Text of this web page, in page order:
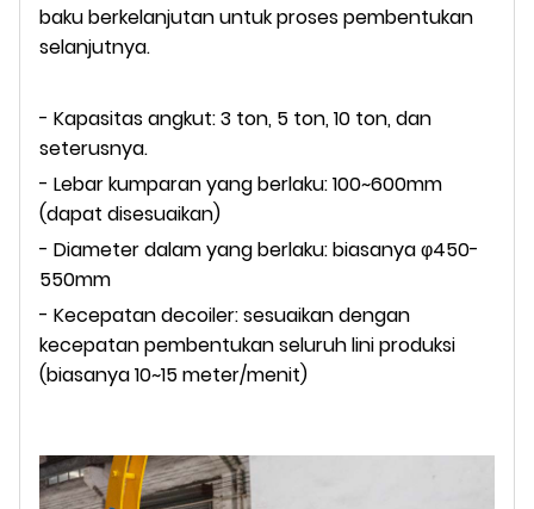
baku berkelanjutan untuk proses pembentukan
selanjutnya.
- Kapasitas angkut: 3 ton, 5 ton, 10 ton, dan
seterusnya.
- Lebar kumparan yang berlaku: 100~600mm
(dapat disesuaikan)
- Diameter dalam yang berlaku: biasanya φ450-
550mm
- Kecepatan decoiler: sesuaikan dengan
kecepatan pembentukan seluruh lini produksi
(biasanya 10~15 meter/menit)